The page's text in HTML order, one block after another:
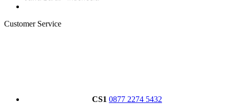
Customer Service
CS1 0877 2274 5432